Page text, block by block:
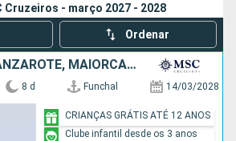
Cruzeiros - março 2027 - 2028
Ordenar
PORTUGAL, LANZAROTE, MAIORCA, TENERIFE, ESPANHA
8 d Funchal 14/03/2028
CRIANÇAS GRÁTIS ATÉ 12 ANOS
Clube infantil desde os 3 anos